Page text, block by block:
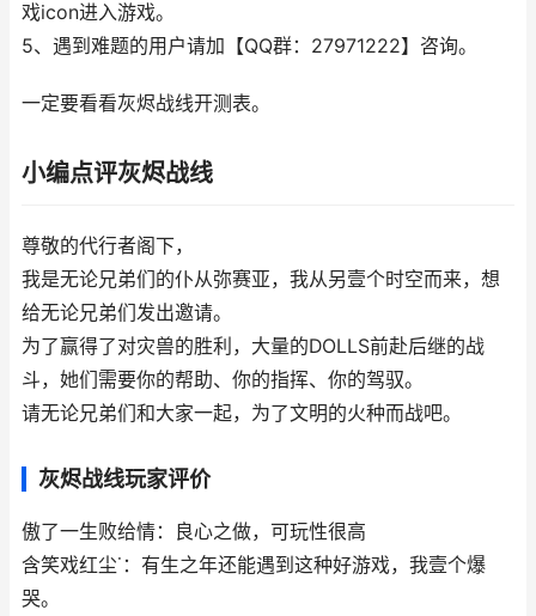
戏icon进入游戏。
5、遇到难题的用户请加【QQ群：27971222】咨询。
一定要看看灰烬战线开测表。
小编点评灰烬战线
尊敬的代行者阁下，
我是无论兄弟们的仆从弥赛亚，我从另壹个时空而来，想
给无论兄弟们发出邀请。
为了赢得了对灾兽的胜利，大量的DOLLS前赴后继的战
斗，她们需要你的帮助、你的指挥、你的驾驭。
请无论兄弟们和大家一起，为了文明的火种而战吧。
灰烬战线玩家评价
傲了一生败给情：良心之做，可玩性很高
含笑戏红尘˙：有生之年还能遇到这种好游戏，我壹个爆
哭。